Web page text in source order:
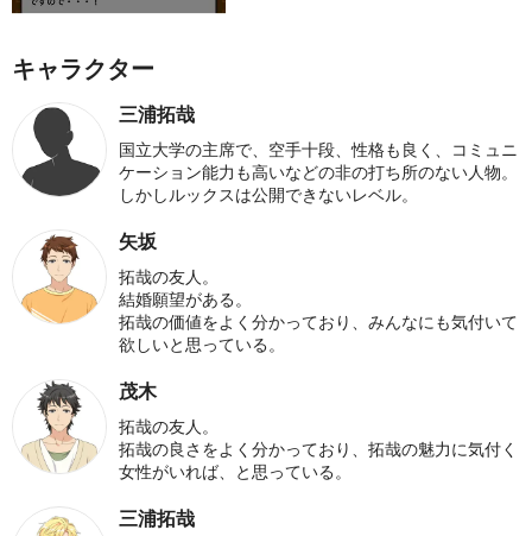
キャラクター
三浦拓哉
国立大学の主席で、空手十段、性格も良く、コミュニ
ケーション能力も高いなどの非の打ち所のない人物。
しかしルックスは公開できないレベル。
矢坂
拓哉の友人。
結婚願望がある。
拓哉の価値をよく分かっており、みんなにも気付いて
欲しいと思っている。
茂木
拓哉の友人。
拓哉の良さをよく分かっており、拓哉の魅力に気付く
女性がいれば、と思っている。
三浦拓哉